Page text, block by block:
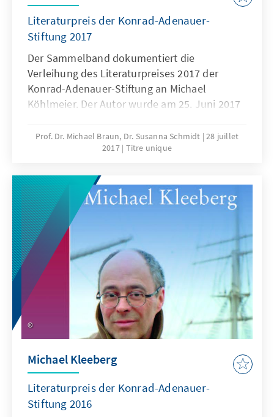
Literaturpreis der Konrad-Adenauer-
Stiftung 2017
Der Sammelband dokumentiert die
Verleihung des Literaturpreises 2017 der
Konrad-Adenauer-Stiftung an Michael
Köhlmeier. Der Autor wurde am 25. Juni 2017
Preis ausgezeichnet.
Prof. Dr. Michael Braun, Dr. Susanna Schmidt 28 juillet
2017 Titre unique
Michael Kleeberg
Literaturpreis der Konrad-Adenauer-
Stiftung 2016